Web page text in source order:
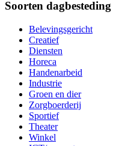
Soorten dagbesteding
Belevingsgericht
Creatief
Diensten
Horeca
Handenarbeid
Industrie
Groen en dier
Zorgboerderij
Sportief
Theater
Winkel